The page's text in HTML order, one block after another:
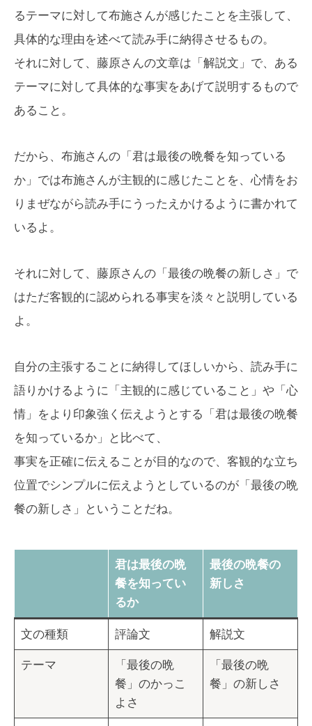
るテーマに対して布施さんが感じたことを主張して、
具体的な理由を述べて読み手に納得させるもの。
それに対して、藤原さんの文章は「解説文」で、ある
テーマに対して具体的な事実をあげて説明するもので
あること。
だから、布施さんの「君は最後の晩餐を知っている
か」では布施さんが主観的に感じたことを、心情をお
りまぜながら読み手にうったえかけるように書かれて
いるよ。
それに対して、藤原さんの「最後の晩餐の新しさ」で
はただ客観的に認められる事実を淡々と説明している
よ。
自分の主張することに納得してほしいから、読み手に
語りかけるように「主観的に感じていること」や「心
情」をより印象強く伝えようとする「君は最後の晩餐
を知っているか」と比べて、
事実を正確に伝えることが目的なので、客観的な立ち
位置でシンプルに伝えようとしているのが「最後の晩
餐の新しさ」ということだね。
君は最後の晩
餐を知ってい
るか
最後の晩餐の
新しさ
文の種類 評論文 解説文
テーマ
「最後の晩
餐」のかっこ
よさ
「最後の晩
餐」の新しさ